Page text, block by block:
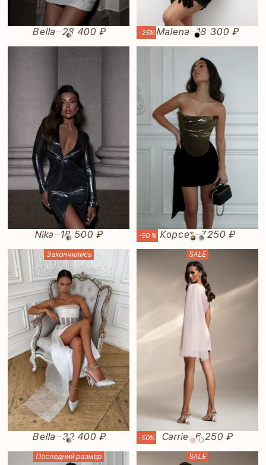
Bella—28 400 ₽ -25% Malena—18 300 ₽
Nika—18 500 ₽ -50 % Корсет—7.250 ₽
Bella—32 400 ₽
Закончились
-50% Carrie—6 250 ₽
SALE
Последний размер SALE